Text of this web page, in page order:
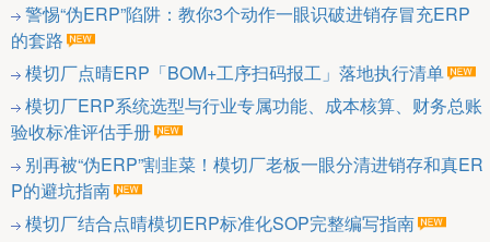
警惕“伪ERP”陷阱：教你3个动作一眼识破进销存冒充ERP
的套路
模切厂点晴ERP「BOM+工序扫码报工」落地执行清单
模切厂ERP系统选型与行业专属功能、成本核算、财务总账
验收标准评估手册
别再被“伪ERP”割韭菜！模切厂老板一眼分清进销存和真ER
P的避坑指南
模切厂结合点晴模切ERP标准化SOP完整编写指南